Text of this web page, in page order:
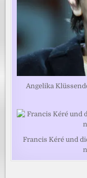
Angelika
Francis Kéré und